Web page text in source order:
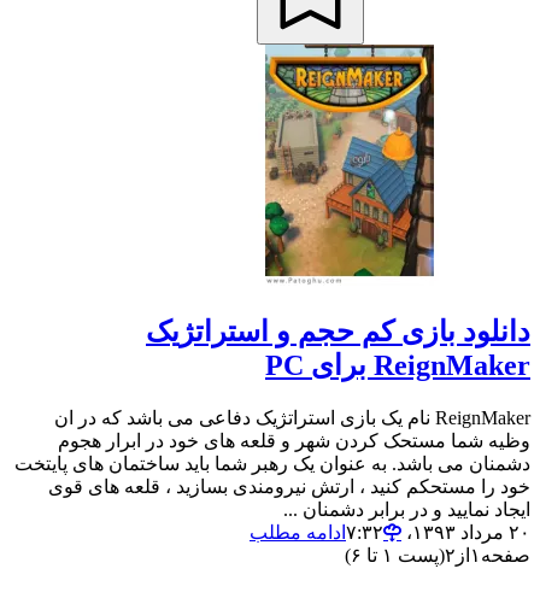
دانلود بازی کم حجم و استراتژیک
ReignMaker برای PC
ReignMaker نام یک بازی استراتژیک دفاعی می باشد که در ان
وظیه شما مستحک کردن شهر و قلعه های خود در ابرار هجوم
دشمنان می باشد. به عنوان یک رهبر شما باید ساختمان های پایتخت
خود را مستحکم کنید ، ارتش نیرومندی بسازید ، قلعه های قوی
ایجاد نمایید و در برابر دشمنان ...
۲۰ مرداد ۱۳۹۳،‏ ۷:۳۲
ادامه مطلب
صفحه ۱ از ۲(پست ۱ تا ۶)